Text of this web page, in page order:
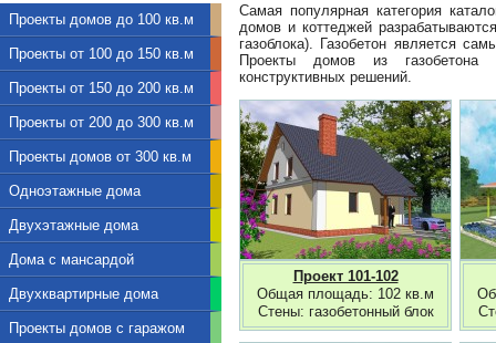
Проекты домов до 100 кв.м
Проекты от 100 до 150 кв.м
Проекты от 150 до 200 кв.м
Проекты от 200 до 300 кв.м
Проекты домов от 300 кв.м
Одноэтажные дома
Двухэтажные дома
Дома с мансардой
Двухквартирные дома
Проекты домов с гаражом
Самая популярная категория
домов и коттеджей
газоблока). Газобетон является
Проекты домов из газобетона
конструктивных решений.
Проект 101-102
Общая площадь: 102 кв.м
Стены: газобетонный блок